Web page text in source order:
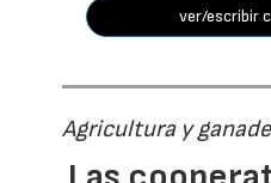
ver/escribir
Agricultura y